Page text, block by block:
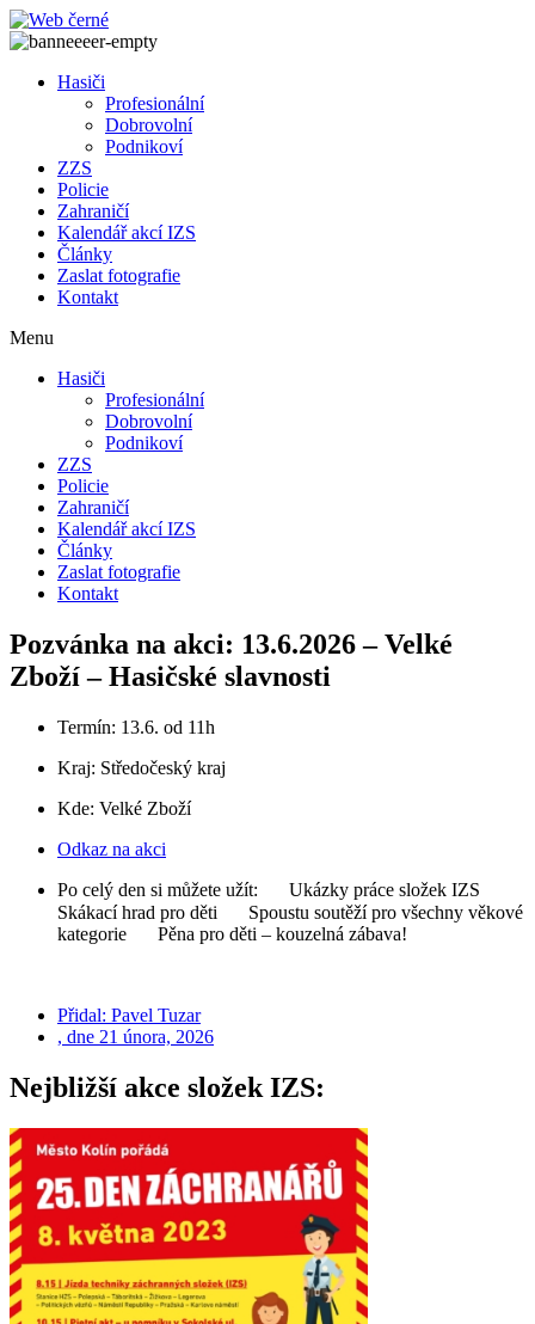
Přejít
k
Hasiči
Profesionální
Dobrovolní
Podnikoví
ZZS
Policie
Zahraničí
Kalendář akcí IZS
Články
Zaslat fotografie
Kontakt
Menu
Hasiči
Profesionální
Dobrovolní
Podnikoví
ZZS
Policie
Zahraničí
Kalendář akcí IZS
Články
Zaslat fotografie
Kontakt
Pozvánka na akci: 13.6.2026 – Velké
Zboží – Hasičské slavnosti
Termín: 13.6. od 11h
Kraj: Středočeský kraj
Kde: Velké Zboží
Odkaz na akci
Po celý den si můžete užít:
Ukázky práce složek IZS
Skákací hrad pro děti
Spoustu soutěží pro všechny věkové
kategorie
Pěna pro děti – kouzelná zábava!
Přidal: Pavel Tuzar
, dne 21 února, 2026
Nejbližší akce složek IZS: